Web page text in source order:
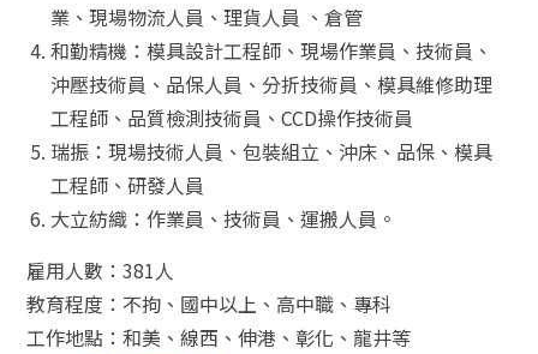
業、現場物流人員、理貨人員 、倉管
和勤精機：模具設計工程師、現場作業員、技術員、
沖壓技術員、品保人員、分折技術員、模具維修助理
工程師、品質檢測技術員、CCD操作技術員
瑞振：現場技術人員、包裝組立、沖床、品保、模具
工程師、研發人員
大立紡織：作業員、技術員、運搬人員。
雇用人數：381人
教育程度：不拘、國中以上、高中職、專科
工作地點：和美、線西、伸港、彰化、龍井等